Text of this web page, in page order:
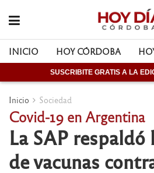
INICIO HOY CÓRDOBA
SUSCRIBITE GRATIS A LA
Inicio Sociedad
Covid-19 en Argentina
La SAP respaldó
de vacunas